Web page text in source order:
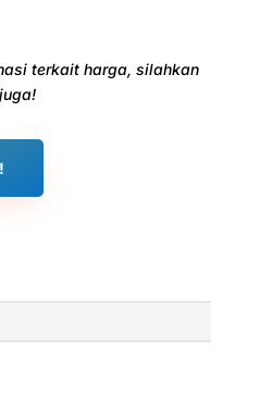
terkait harga, silahkan